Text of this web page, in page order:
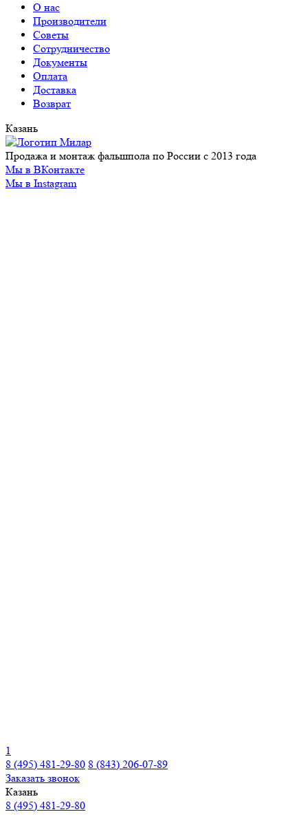
О нас
Производители
Советы
Сотрудничество
Документы
Оплата
Доставка
Возврат
Казань
Продажа и монтаж фальшпола по России с 2013 года
Мы в ВКонтакте
Мы в Instagram
1
8 (495) 481-29-80 8 (843) 206-07-89
Заказать звонок
Казань
8 (495) 481-29-80